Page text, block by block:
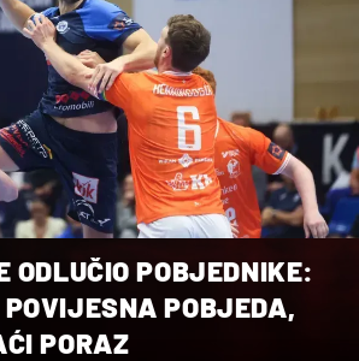
ODLUČIO POBJEDNIKE:
POBJEDA,
PORAZ